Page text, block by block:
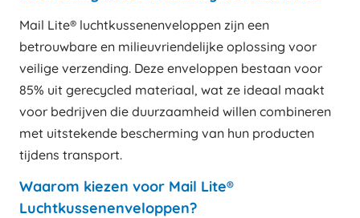
Mail Lite® luchtkussenenveloppen zijn een
betrouwbare en milieuvriendelijke oplossing voor
veilige verzending. Deze enveloppen bestaan voor
85% uit gerecycled materiaal, wat ze ideaal maakt
voor bedrijven die duurzaamheid willen combineren
met uitstekende bescherming van hun producten
tijdens transport.
Waarom kiezen voor Mail Lite®
Luchtkussenenveloppen?